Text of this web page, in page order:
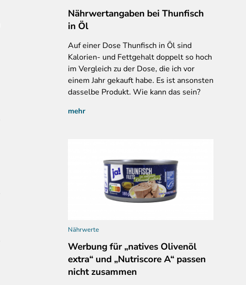
Nährwertangaben bei Thunfisch
in Öl
Aufeiner Dose Thunfisch in Öl sind
Kalorien- und Fettgehalt doppelt so hoch
im Vergleich zu der Dose, die ich vor
einem Jahr gekauft habe. Es ist ansonsten
dasselbe Produkt. Wie kann das sein?
mehr
Nährwerte
Werbung für „natives Olivenöl
extra“ und „Nutriscore A“ passen
nicht zusammen